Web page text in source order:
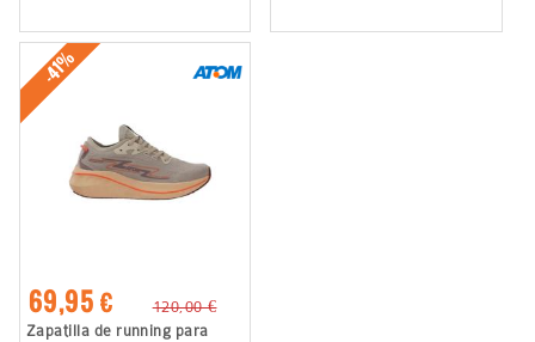
-41%
69,95 €
120,00 €
Zapatilla de running para